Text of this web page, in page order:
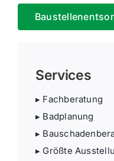
Services
▸ Fachbe­ratung
▸ Badplanung
▸
▸ Größte